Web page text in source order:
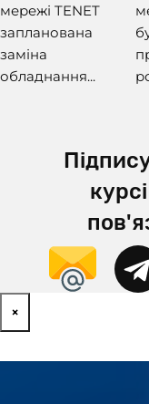
мережі TENET
запланована
заміна
обладнання...
×